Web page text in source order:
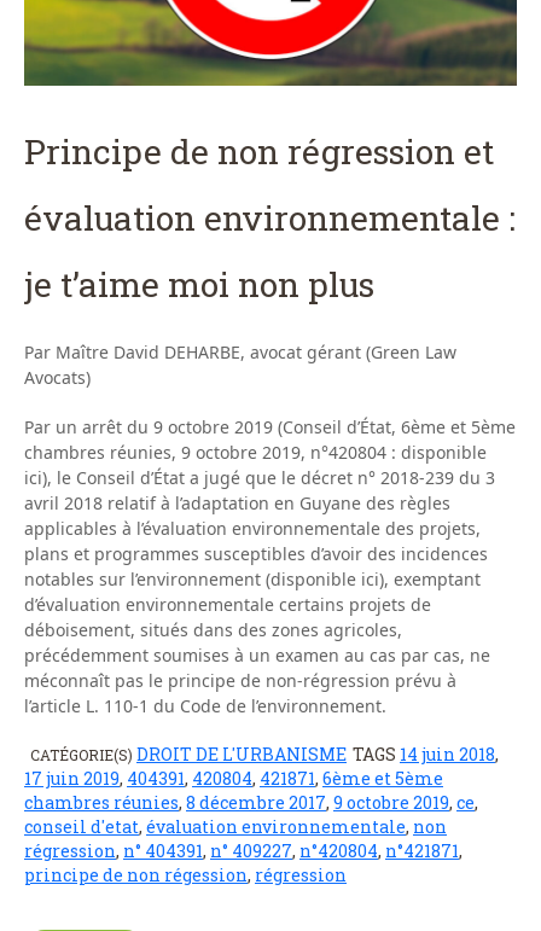
Principe de non régression et
évaluation environnementale :
je t’aime moi non plus
Par Maître David DEHARBE, avocat gérant (Green Law
Avocats)
Par un arrêt du 9 octobre 2019 (Conseil d’État, 6ème et 5ème
chambres réunies, 9 octobre 2019, n°420804 : disponible
ici), le Conseil d’État a jugé que le décret n° 2018-239 du 3
avril 2018 relatif à l’adaptation en Guyane des règles
applicables à l’évaluation environnementale des projets,
plans et programmes susceptibles d’avoir des incidences
notables sur l’environnement (disponible ici), exemptant
d’évaluation environnementale certains projets de
déboisement, situés dans des zones agricoles,
précédemment soumises à un examen au cas par cas, ne
méconnaît pas le principe de non-régression prévu à
l’article L. 110-1 du Code de l’environnement.
CATÉGORIE(S) DROIT DE L'URBANISME TAGS 14 juin 2018,
17 juin 2019, 404391, 420804, 421871, 6ème et 5ème
chambres réunies, 8 décembre 2017, 9 octobre 2019, ce,
conseil d'etat, évaluation environnementale, non
régression, n° 404391, n° 409227, n°420804, n°421871,
principe de non régession, régression